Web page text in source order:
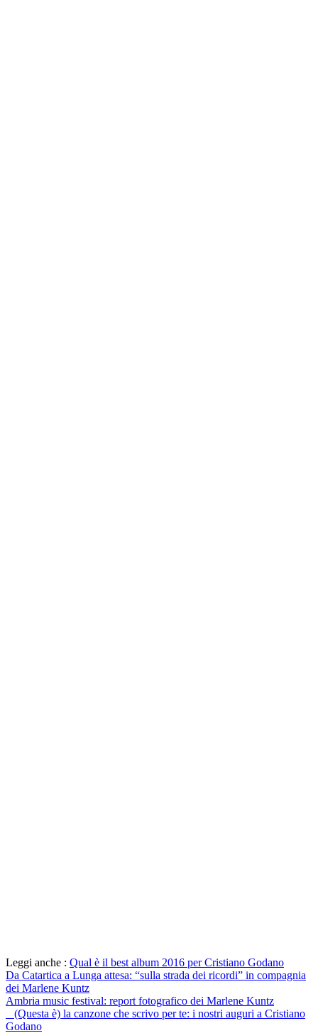
Leggi anche : Qual è il best album 2016 per Cristiano Godano
Da Catartica a Lunga attesa: “sulla strada dei ricordi” in compagnia
dei Marlene Kuntz
Ambria music festival: report fotografico dei Marlene Kuntz
(Questa è) la canzone che scrivo per te: i nostri auguri a Cristiano
Godano